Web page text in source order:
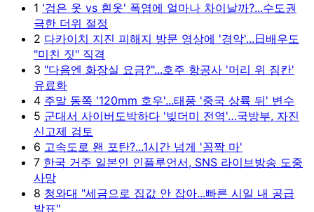
1 '검은 옷 vs 흰옷' 폭염에 얼마나 차이날까?...수도권
극한 더위 절정
2 다카이치 지진 피해지 방문 영상에 '경악'...日배우도
"미친 짓" 직격
3 "다음엔 화장실 요금?"...호주 항공사 '머리 위 짐칸'
유료화
4 주말 동쪽 '120mm 호우'...태풍 '중국 상륙 뒤' 변수
5 군대서 사이버도박하다 '빚더미 전역'…국방부, 자진
신고제 검토
6 고속도로 왠 포탄?...1시간 넘게 '꼼짝 마'
7 한국 거주 일본인 인플루언서, SNS 라이브방송 도중
사망
8 청와대 "세금으로 집값 안 잡아...빠른 시일 내 공급
발표"